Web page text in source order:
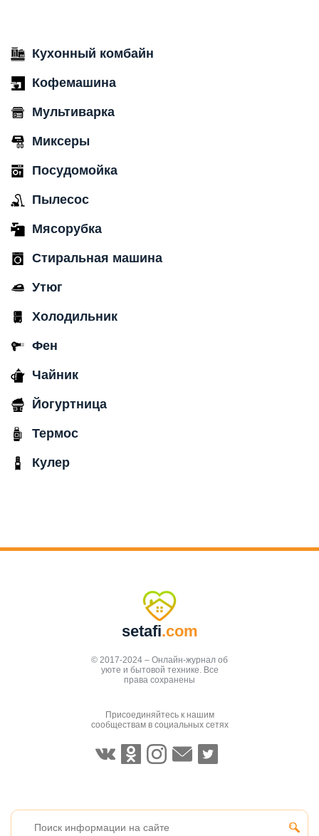
Кухонный комбайн
Кофемашина
Мультиварка
Миксеры
Посудомойка
Пылесос
Мясорубка
Стиральная машина
Утюг
Холодильник
Фен
Чайник
Йогуртница
Термос
Кулер
setafi.com
© 2017-2024 – Онлайн-журнал об
уюте и бытовой технике. Все
права сохранены
Присоединяйтесь к нашим
сообществам в социальных сетях